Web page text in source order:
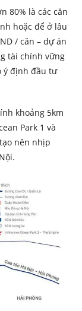
80% là các căn
hoặc để ở lâu
/ căn – dự án
tài chính vững
ý định đầu tư
khoảng 5km
Park 1 và
nên nhịp